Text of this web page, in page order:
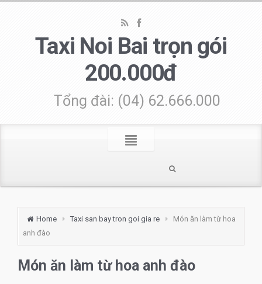
Taxi Noi Bai trọn gói
200.000đ
Tổng đài: (04) 62.666.000
Home Taxi san bay tron goi gia re
Món ăn làm từ hoa
anh đào
Món ăn làm từ hoa anh đào